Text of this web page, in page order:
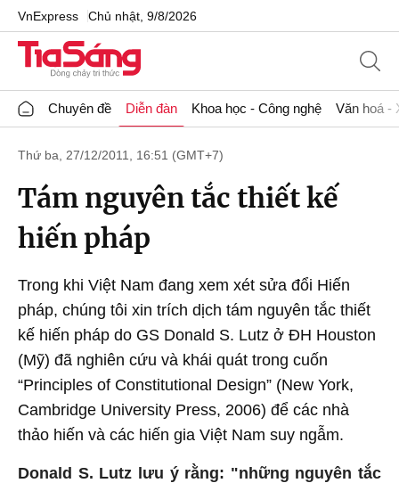
VnExpress Chủ nhật, 9/8/2026
Chuyên đề Diễn đàn Khoa học - Công nghệ Văn hoá -
Thứ ba, 27/12/2011, 16:51 (GMT+7)
Tám nguyên tắc thiết kế
hiến pháp
Trong khi Việt Nam đang xem xét sửa đổi Hiến
pháp, chúng tôi xin trích dịch tám nguyên tắc thiết
kế hiến pháp do GS Donald S. Lutz ở ĐH Houston
(Mỹ) đã nghiên cứu và khái quát trong cuốn
“Principles of Constitutional Design” (New York,
Cambridge University Press, 2006) để các nhà
thảo hiến và các hiến gia Việt Nam suy ngẫm.
Donald S. Lutz lưu ý rằng: "những nguyên tắc